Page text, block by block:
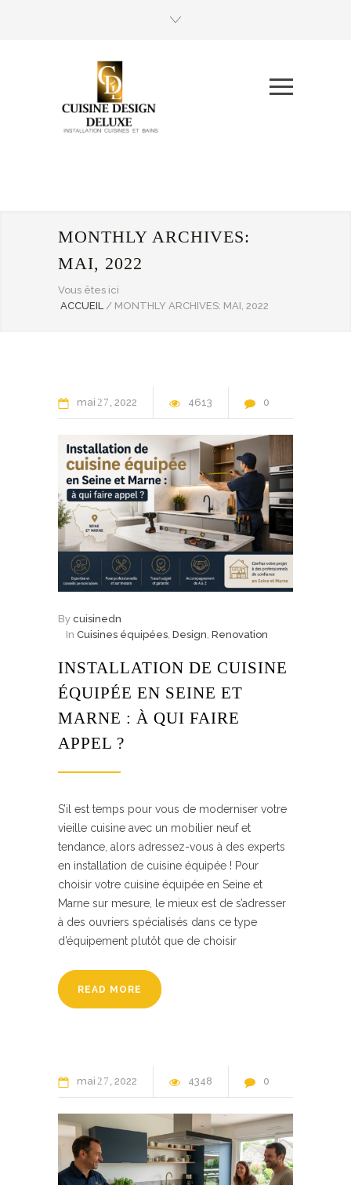
MONTHLY ARCHIVES:
MAI, 2022
Vous êtes ici
ACCUEIL / MONTHLY ARCHIVES: MAI, 2022
mai 27 2022 4613 0
By cuisinedn
In Cuisines équipées Design Renovation
INSTALLATION DE CUISINE
ÉQUIPÉE EN SEINE ET
MARNE : À QUI FAIRE
APPEL ?
S’il est temps pour vous de moderniser votre
vieille cuisine avec un mobilier neuf et
tendance, alors adressez-vous à des experts
en installation de cuisine équipée ! Pour
choisir votre cuisine équipée en Seine et
Marne sur mesure, le mieux est de s’adresser
à des ouvriers spécialisés dans ce type
d’équipement plutôt que de choisir
READ MORE
mai 27 2022 4348 0